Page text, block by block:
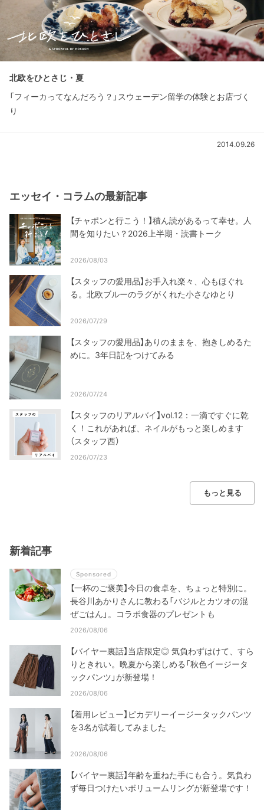
北欧をひとさじ・夏
「フィーカってなんだろう？」スウェーデン留学の体験とお店づく
り
2014.09.26
エッセイ・コラムの最新記事
【チャポンと行こう！】積ん読があるって幸せ。人
間を知りたい？2026上半期・読書トーク
2026/08/03
【スタッフの愛用品】お手入れ楽々、心もほぐれ
る。北欧ブルーのラグがくれた小さなゆとり
2026/07/29
【スタッフの愛用品】ありのままを、抱きしめるた
めに。3年日記をつけてみる
2026/07/24
【スタッフのリアルバイ】vol.12：一滴ですぐに乾
く！これがあれば、ネイルがもっと楽しめます
（スタッフ西）
2026/07/23
もっと見る
新着記事
Sponsored
【一杯のご褒美】今日の食卓を、ちょっと特別に。
長谷川あかりさんに教わる「バジルとカツオの混
ぜごはん」。コラボ食器のプレゼントも
2026/08/06
【バイヤー裏話】当店限定◎ 気負わずはけて、すら
りときれい。晩夏から楽しめる「秋色イージータ
ックパンツ」が新登場！
2026/08/06
【着用レビュー】ピカデリーイージータックパンツ
を3名が試着してみました
2026/08/06
【バイヤー裏話】年齢を重ねた手にも合う。気負わ
ず毎日つけたいボリュームリングが新登場です！